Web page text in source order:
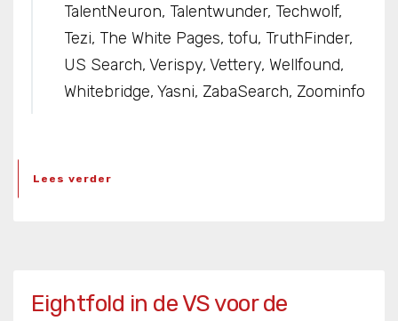
TalentNeuron, Talentwunder, Techwolf,
Tezi, The White Pages, tofu, TruthFinder,
US Search, Verispy, Vettery, Wellfound,
Whitebridge, Yasni, ZabaSearch, Zoominfo
Lees verder
Eightfold in de VS voor de